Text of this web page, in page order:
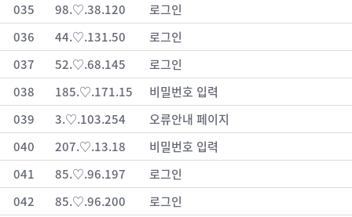
035
98.♡.38.120
로그인
036
44.♡.131.50
로그인
037
52.♡.68.145
로그인
038
185.♡.171.15
비밀번호 입력
039
3.♡.103.254
오류안내 페이지
040
207.♡.13.18
비밀번호 입력
041
85.♡.96.197
로그인
042
85.♡.96.200
로그인